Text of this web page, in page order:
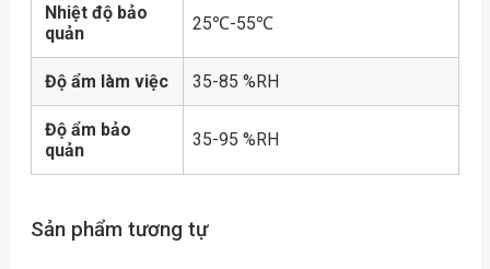
Nhiệt độ bảo
quản
25℃-55℃
Độ ẩm làm việc 35-85 %RH
Độ ẩm bảo
quản
35-95 %RH
Sản phẩm tương tự